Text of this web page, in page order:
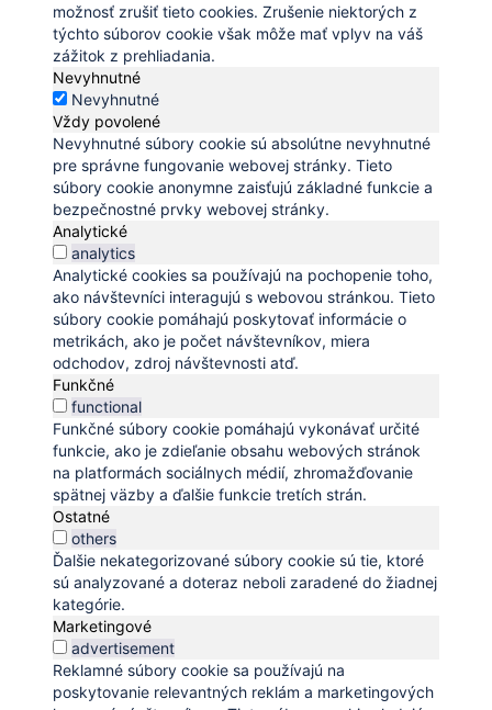
možnosť zrušiť tieto cookies. Zrušenie niektorých z
týchto súborov cookie však môže mať vplyv na váš
zážitok z prehliadania.
Nevyhnutné
Nevyhnutné
Vždy povolené
Nevyhnutné súbory cookie sú absolútne nevyhnutné
pre správne fungovanie webovej stránky. Tieto
súbory cookie anonymne zaisťujú základné funkcie a
bezpečnostné prvky webovej stránky.
Analytické
analytics
Analytické cookies sa používajú na pochopenie toho,
ako návštevníci interagujú s webovou stránkou. Tieto
súbory cookie pomáhajú poskytovať informácie o
metrikách, ako je počet návštevníkov, miera
odchodov, zdroj návštevnosti atď.
Funkčné
functional
Funkčné súbory cookie pomáhajú vykonávať určité
funkcie, ako je zdieľanie obsahu webových stránok
na platformách sociálnych médií, zhromažďovanie
spätnej väzby a ďalšie funkcie tretích strán.
Ostatné
others
Ďalšie nekategorizované súbory cookie sú tie, ktoré
sú analyzované a doteraz neboli zaradené do žiadnej
kategórie.
Marketingové
advertisement
Reklamné súbory cookie sa používajú na
poskytovanie relevantných reklám a marketingových